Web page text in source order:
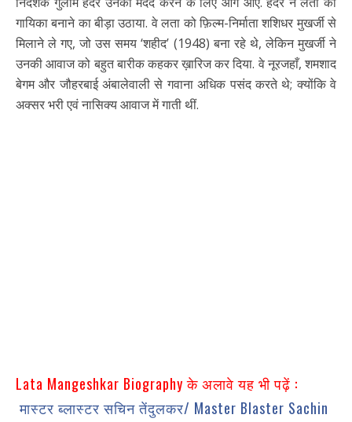
गायिका बनाने का बीड़ा उठाया. वे लता को फ़िल्म-निर्माता शशिधर मुखर्जी से
मिलाने ले गए, जो उस समय ‘शहीद’ (1948) बना रहे थे, लेकिन मुखर्जी ने
उनकी आवाज को बहुत बारीक कहकर ख़ारिज कर दिया. वे नूरजहाँ, शमशाद
बेगम और जौहरबाई अंबालेवाली से गवाना अधिक पसंद करते थे; क्योंकि वे
अक्सर भरी एवं नासिक्य आवाज में गाती थीं.
Lata Mangeshkar Biography के अलावे यह भी पढ़ें :
मास्टर ब्लास्टर सचिन तेंदुलकर/ Master Blaster Sachin